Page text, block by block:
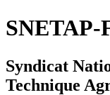
SNETAP-
Syndicat
Technique